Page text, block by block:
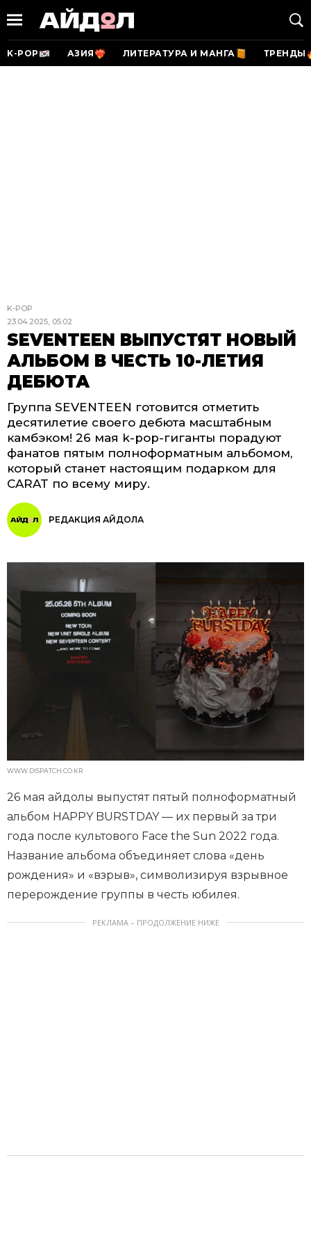
K-POP АЗИЯ ЛИТЕРАТУРА И МАНГА ТРЕНДЫ
K-POP
23.04.2025, 05:02
SEVENTEEN ВЫПУСТЯТ НОВЫЙ
АЛЬБОМ В ЧЕСТЬ 10-ЛЕТИЯ
ДЕБЮТА
Группа SEVENTEEN готовится отметить
десятилетие своего дебюта масштабным
камбэком! 26 мая k-pop-гиганты порадуют
фанатов пятым полноформатным альбомом,
который станет настоящим подарком для
CARAT по всему миру.
РЕДАКЦИЯ АЙДОЛА
WWW.DISPATCH.CO.KR
26 мая айдолы выпустят пятый полноформатный
альбом HAPPY BURSTDAY — их первый за три
года после культового Face the Sun 2022 года.
Название альбома объединяет слова «день
рождения» и «взрыв», символизируя взрывное
перерождение группы в честь юбилея.
РЕКЛАМА – ПРОДОЛЖЕНИЕ НИЖЕ